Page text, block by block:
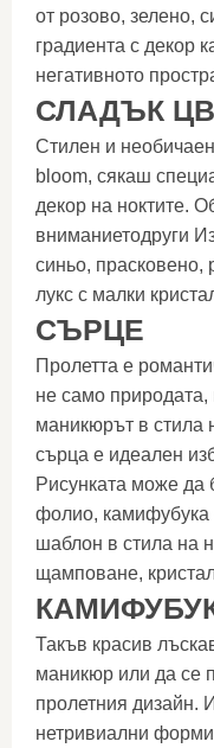
от розово, зелено,
градиента с декор
негативното
СЛАДЪК
Стилен и
bloom, сякаш
декор на ноктите.
вниманиетодруги
синьо, прасковено,
лукс с малки
СЪРЦЕ
Пролетта е
не само природата,
маникюрът в стила
сърца е идеален
Рисунката може да
фолио, камифубука
шаблон в стила на
щамповане,
Такъв красив
маникюр или да се
пролетния дизайн.
нетривиални